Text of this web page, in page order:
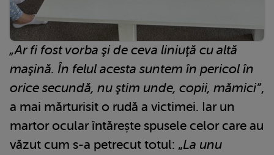
„Ar fi fost vorba şi de ceva liniuţă cu altă
maşină. În felul acesta suntem în pericol în
orice secundă, nu ştim unde, copii, mămici”,
a mai mărturisit o rudă a victimei. Iar un
martor ocular întărește spusele celor care au
văzut cum s-a petrecut totul: „La unu